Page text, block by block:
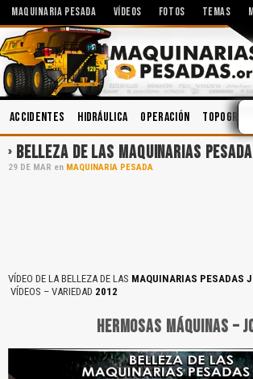
MAQUINARIA PESADA VÍDEOS FOTOS TEMAS
Accidentes Hidráulica Operación Topografía
BELLEZA DE LAS MAQUINARIAS
29 DE MAR en MAQUINARIA PESADA
VÍDEO DE LA BELLEZA DE LAS MAQUINARIAS PESADAS
VÍDEOS – VARIEDAD 2012
HERMOSAS MÁQUINAS –